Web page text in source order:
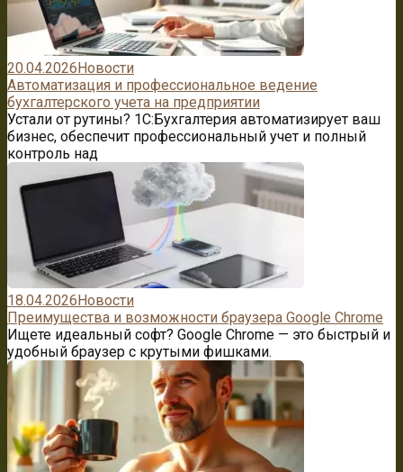
20.04.2026Новости
Автоматизация и профессиональное ведение
бухгалтерского учета на предприятии
Устали от рутины? 1C:Бухгалтерия автоматизирует ваш
бизнес, обеспечит профессиональный учет и полный
контроль над
18.04.2026Новости
Преимущества и возможности браузера Google Chrome
Ищете идеальный софт? Google Chrome — это быстрый и
удобный браузер с крутыми фишками.